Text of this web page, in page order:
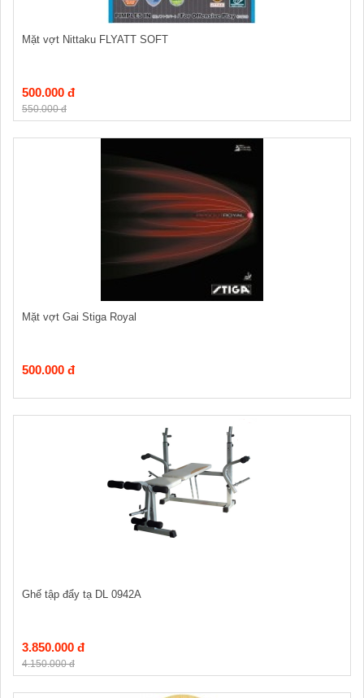
Mặt vợt Nittaku FLYATT SOFT
500.000 đ
550.000 đ
Mặt vợt Gai Stiga Royal
500.000 đ
Ghế tập đẩy tạ DL 0942A
3.850.000 đ
4.150.000 đ